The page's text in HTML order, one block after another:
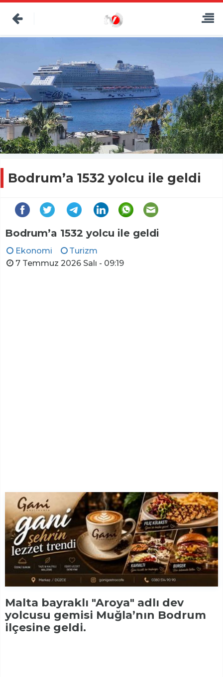
Bodrum’a 1532 yolcu ile geldi
Bodrum’a 1532 yolcu ile geldi
Ekonomi
Turizm
7 Temmuz 2026 Salı - 09:19
Malta bayraklı "Aroya" adlı dev
yolcusu gemisi Muğla’nın Bodrum
ilçesine geldi.